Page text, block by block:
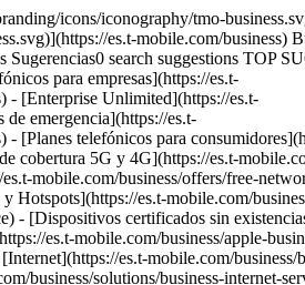
5G fácil de instalar, diseñado para ofrecer conectividad confiable dondequiera que se necesite. Habla con un experto ![Tres gerentes revisando estadísticas en una tablet conectada de T-Mobile en el piso de un almacén.](https://es.t-mobile.com/sdscene7/is/image/Tmusprod/blank-16x9-4:16x9?fmt=png-alpha&qlt=85%2C0&resMode=sharp2&op_usm=1.75%2C0.3%2C2%2C0) ## Cobertura total en cada piso y cada esquina. CONECTIVIDAD CONFIABLE DONDE LA NECESITES ## Soluciona los problemas de señal en interiores con 5G Signal Spot. A diferencia del wifi, 5G Signal Spot es un dispositivo que ofrece cobertura celular 5G con calidad de proveedor dentro de tu edificio. Esto se traduce en seguridad sólida, rendimiento confiable y capacidad total para llamadas, datos y las aplicaciones que se utilizan en tu negocio que dependen de una conectividad celular. ## Amplifica tu conexión donde lo necesites. 5G Signal Spot te permite extender la cobertura 5G exactamente donde tu negocio lo necesita, sin rediseñar la red existente. ### Elimina las barreras físicas que limitan la conectividad. - Edificios grandes y cerrados, con una construcción densa que impide la penetración de las señales exteriores. - Edificios de oficinas de varios pisos, sobre todo edificios más antiguos. - Instalaciones de atención médica con paredes gruesas, equipos pesados y una alta densidad de dispositivos. - Escuelas y campus con instalaciones dispersas. - Negocios minoristas y del sector hotelero con áreas de servicio o sótanos donde el personal necesita una conectividad confiable. ### Cobertura específica. Impacto medible. - Las nuevas ubicaciones se conectan más rápidamente. El aprovisionamiento sin interacción y la implementación plug-and-play ayudan a garantizar la cobertura móvil en interiores desde el primer día. - Las operaciones se amplían sin necesidad de empezar de cero. A medida que tu negocio crece, 5G Signal